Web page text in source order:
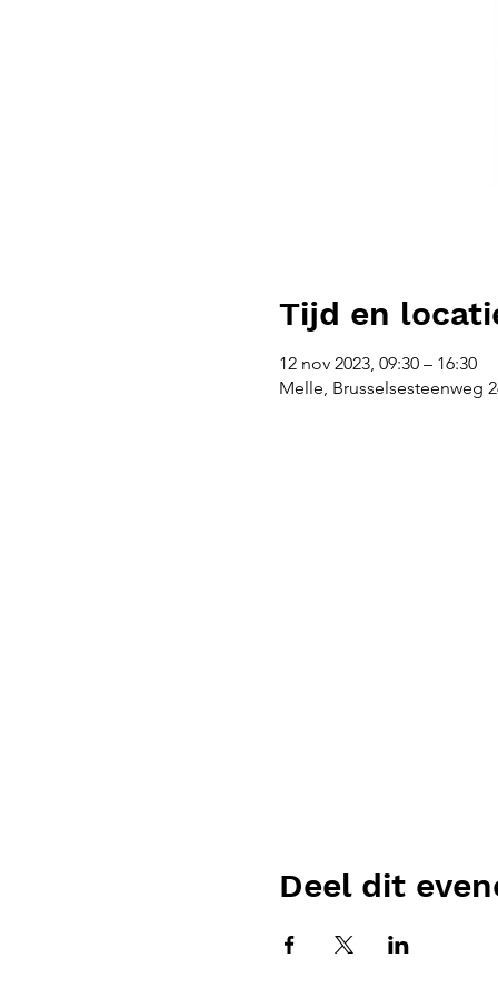
Tijd en
12 nov 2023, 09:30 – 16:30
Melle, Brusselsesteenweg
Deel dit